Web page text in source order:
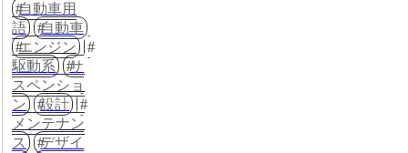
自動車用
語
自動車
エンジン
駆動系
サ
スペンショ
ン
設計
メンテナン
ス
デザイ